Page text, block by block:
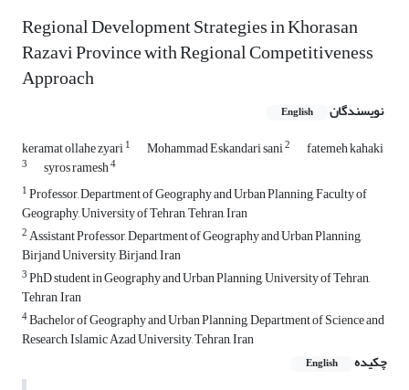
Regional Development Strategies in Khorasan
Razavi Province with Regional Competitiveness
Approach
نویسندگان English
keramat ollahe zyari1 Mohammad Eskandari sani2 fatemeh kahaki
3 syros ramesh4
1Professor, Department of Geography and Urban Planning, Faculty of
Geography, University of Tehran, Tehran, Iran
2Assistant Professor, Department of Geography and Urban Planning,
Birjand University, Birjand, Iran
3PhD student in Geography and Urban Planning, University of Tehran,
Tehran, Iran
4Bachelor of Geography and Urban Planning, Department of Science and
Research, Islamic Azad University, Tehran, Iran
چکیده
English